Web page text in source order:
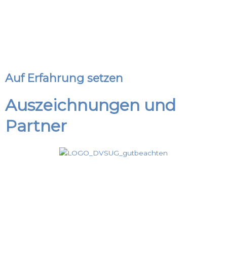
Auf Erfahrung setzen
Auszeichnungen und
Partner